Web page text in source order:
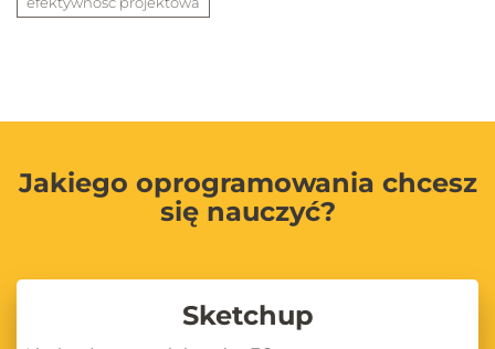
Jakiego oprogramowania chcesz
się nauczyć?
Sketchup